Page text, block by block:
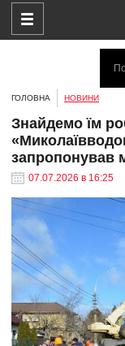
ГОЛОВНА НОВИНИ
Знайдемо їм
запропонував
07.07.2026 в 16:25